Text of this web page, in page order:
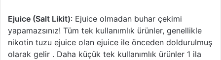
Ejuice (Salt Likit): Ejuice olmadan buhar çekimi
yapamazsınız! Tüm tek kullanımlık ürünler, genellikle
nikotin tuzu ejuice olan ejuice ile önceden doldurulmuş
olarak gelir . Daha küçük tek kullanımlık ürünler 1 ila